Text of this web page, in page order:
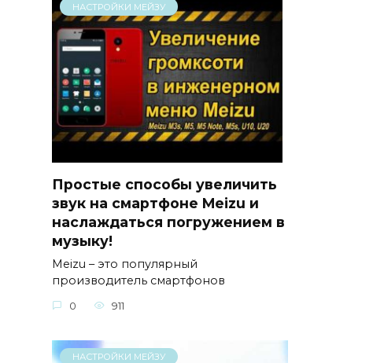
НАСТРОЙКИ МЕЙЗУ
Простые способы увеличить
звук на смартфоне Meizu и
наслаждаться погружением в
музыку!
Meizu – это популярный
производитель смартфонов
0 911
НАСТРОЙКИ МЕЙЗУ